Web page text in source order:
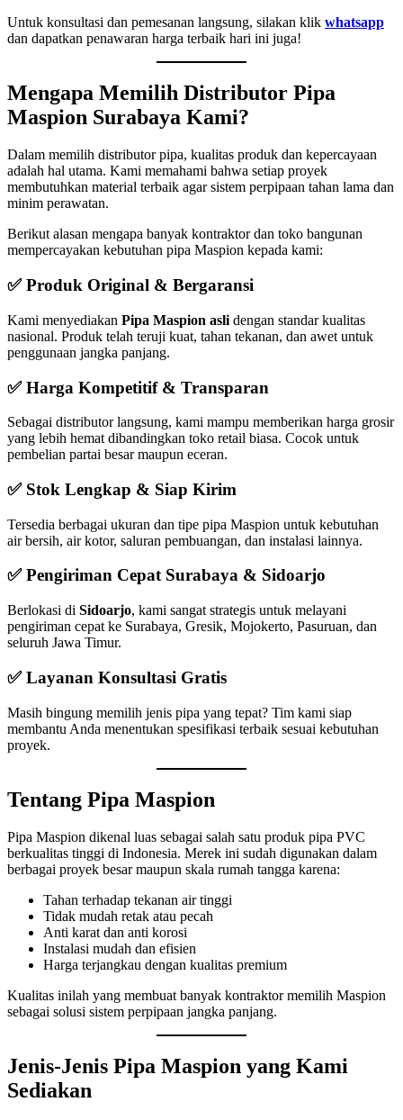
Untuk konsultasi dan pemesanan langsung, silakan klik whatsapp
dan dapatkan penawaran harga terbaik hari ini juga!
Mengapa Memilih Distributor Pipa
Maspion Surabaya Kami?
Dalam memilih distributor pipa, kualitas produk dan kepercayaan
adalah hal utama. Kami memahami bahwa setiap proyek
membutuhkan material terbaik agar sistem perpipaan tahan lama dan
minim perawatan.
Berikut alasan mengapa banyak kontraktor dan toko bangunan
mempercayakan kebutuhan pipa Maspion kepada kami:
✅ Produk Original & Bergaransi
Kami menyediakan Pipa Maspion asli dengan standar kualitas
nasional. Produk telah teruji kuat, tahan tekanan, dan awet untuk
penggunaan jangka panjang.
✅ Harga Kompetitif & Transparan
Sebagai distributor langsung, kami mampu memberikan harga grosir
yang lebih hemat dibandingkan toko retail biasa. Cocok untuk
pembelian partai besar maupun eceran.
✅ Stok Lengkap & Siap Kirim
Tersedia berbagai ukuran dan tipe pipa Maspion untuk kebutuhan
air bersih, air kotor, saluran pembuangan, dan instalasi lainnya.
✅ Pengiriman Cepat Surabaya & Sidoarjo
Berlokasi di Sidoarjo, kami sangat strategis untuk melayani
pengiriman cepat ke Surabaya, Gresik, Mojokerto, Pasuruan, dan
seluruh Jawa Timur.
✅ Layanan Konsultasi Gratis
Masih bingung memilih jenis pipa yang tepat? Tim kami siap
membantu Anda menentukan spesifikasi terbaik sesuai kebutuhan
proyek.
Tentang Pipa Maspion
Pipa Maspion dikenal luas sebagai salah satu produk pipa PVC
berkualitas tinggi di Indonesia. Merek ini sudah digunakan dalam
berbagai proyek besar maupun skala rumah tangga karena:
Tahan terhadap tekanan air tinggi
Tidak mudah retak atau pecah
Anti karat dan anti korosi
Instalasi mudah dan efisien
Harga terjangkau dengan kualitas premium
Kualitas inilah yang membuat banyak kontraktor memilih Maspion
sebagai solusi sistem perpipaan jangka panjang.
Jenis-Jenis Pipa Maspion yang Kami
Sediakan